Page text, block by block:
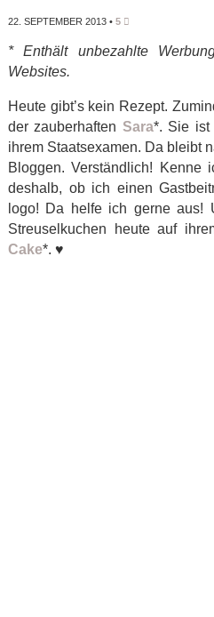
22. SEPTEMBER 2013• 5
* Enthält unbezahlte
Websites.
Heute gibt’s kein Rezept.
der zauberhaften Sara*. Sie ist
ihrem Staatsexamen. Da bleibt
Bloggen. Verständlich! Kenne
deshalb, ob ich einen
logo! Da helfe ich gerne aus!
Streuselkuchen heute auf
Cake*. ♥